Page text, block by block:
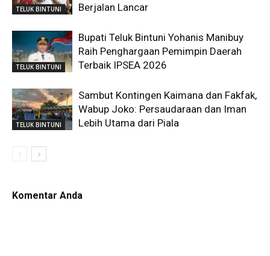
TELUK BINTUNI
Berjalan Lancar
TELUK BINTUNI
Bupati Teluk Bintuni Yohanis Manibuy
Raih Penghargaan Pemimpin Daerah
Terbaik IPSEA 2026
TELUK BINTUNI
Sambut Kontingen Kaimana dan Fakfak,
Wabup Joko: Persaudaraan dan Iman
Lebih Utama dari Piala
Komentar Anda